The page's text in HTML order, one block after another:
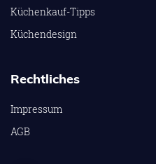
Küchenkauf-Tipps
Küchendesign
Rechtliches
Impressum
AGB